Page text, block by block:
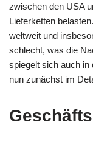
zwischen den USA
Lieferketten
weltweit und
schlecht, was die
spiegelt sich auch in
nun zunächst im